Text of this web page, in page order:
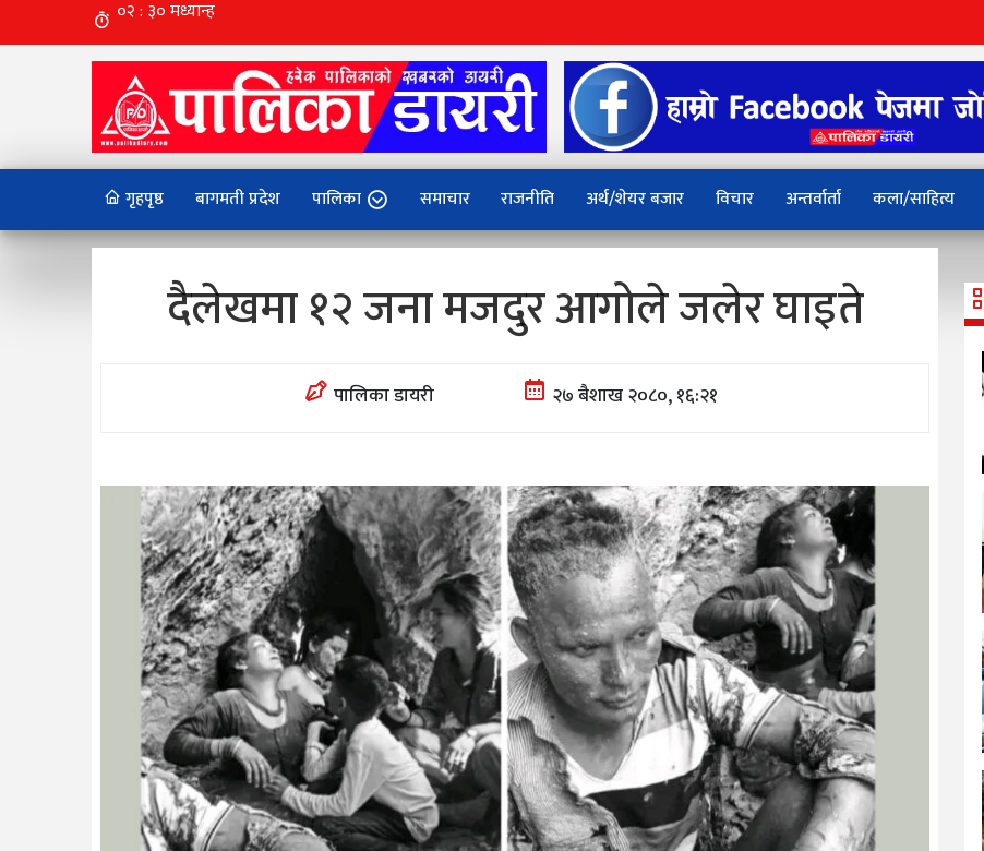
गृहपृष्ठ बागमती प्रदेश पालिका समाचार राजनीति अर्थ/शेयर बजार विचार अन्तर्वार्ता कला/साहित्य
दैलेखमा १२ जना मजदुर आगोले जलेर घाइते
पालिका डायरी २७ बैशाख २०८०, १६:२१